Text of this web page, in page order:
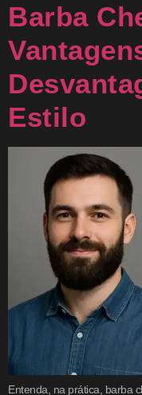
Barba
Estilo
Entenda, na prática, barba